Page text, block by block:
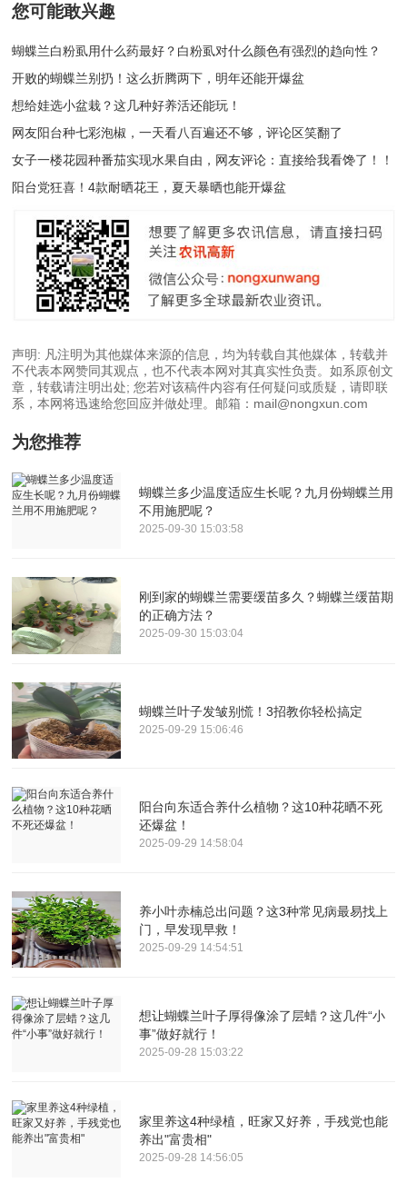
您可能敢兴趣
蝴蝶兰白粉虱用什么药最好？白粉虱对什么颜色有强烈的趋向性？
开败的蝴蝶兰别扔！这么折腾两下，明年还能开爆盆
想给娃选小盆栽？这几种好养活还能玩！
网友阳台种七彩泡椒，一天看八百遍还不够，评论区笑翻了
女子一楼花园种番茄实现水果自由，网友评论：直接给我看馋了！！
阳台党狂喜！4款耐晒花王，夏天暴晒也能开爆盆
声明: 凡注明为其他媒体来源的信息，均为转载自其他媒体，转载并
不代表本网赞同其观点，也不代表本网对其真实性负责。如系原创文
章，转载请注明出处; 您若对该稿件内容有任何疑问或质疑，请即联
系，本网将迅速给您回应并做处理。邮箱：mail@nongxun.com
为您推荐
蝴蝶兰多少温度适应生长呢？九月份蝴蝶兰用
不用施肥呢？
2025-09-30 15:03:58
刚到家的蝴蝶兰需要缓苗多久？蝴蝶兰缓苗期
的正确方法？
2025-09-30 15:03:04
蝴蝶兰叶子发皱别慌！3招教你轻松搞定
2025-09-29 15:06:46
阳台向东适合养什么植物？这10种花晒不死
还爆盆！
2025-09-29 14:58:04
养小叶赤楠总出问题？这3种常见病最易找上
门，早发现早救！
2025-09-29 14:54:51
想让蝴蝶兰叶子厚得像涂了层蜡？这几件“小
事”做好就行！
2025-09-28 15:03:22
家里养这4种绿植，旺家又好养，手残党也能
养出"富贵相"
2025-09-28 14:56:05